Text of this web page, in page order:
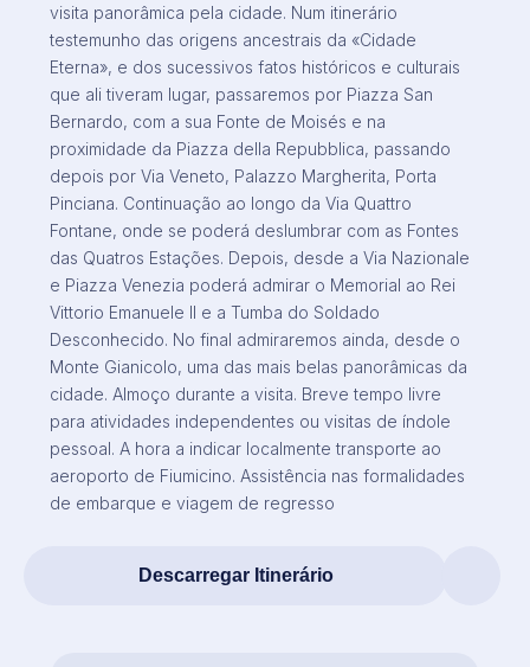
visita panorâmica pela cidade. Num itinerário
testemunho das origens ancestrais da «Cidade
Eterna», e dos sucessivos fatos históricos e culturais
que ali tiveram lugar, passaremos por Piazza San
Bernardo, com a sua Fonte de Moisés e na
proximidade da Piazza della Repubblica, passando
depois por Via Veneto, Palazzo Margherita, Porta
Pinciana. Continuação ao longo da Via Quattro
Fontane, onde se poderá deslumbrar com as Fontes
das Quatros Estações. Depois, desde a Via Nazionale
e Piazza Venezia poderá admirar o Memorial ao Rei
Vittorio Emanuele II e a Tumba do Soldado
Desconhecido. No final admiraremos ainda, desde o
Monte Gianicolo, uma das mais belas panorâmicas da
cidade. Almoço durante a visita. Breve tempo livre
para atividades independentes ou visitas de índole
pessoal. A hora a indicar localmente transporte ao
aeroporto de Fiumicino. Assistência nas formalidades
de embarque e viagem de regresso
Descarregar Itinerário